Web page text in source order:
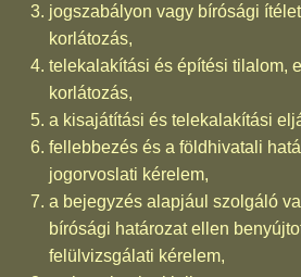
jogszabályon vagy bírósági
korlátozás,
telekalakítási és építési tilalom,
korlátozás,
a kisajátítási és telekalakítási
fellebbezés és a földhivatali
jogorvoslati kérelem,
a bejegyzés alapjául szolgáló
bírósági határozat ellen
felülvizsgálati kérelem,